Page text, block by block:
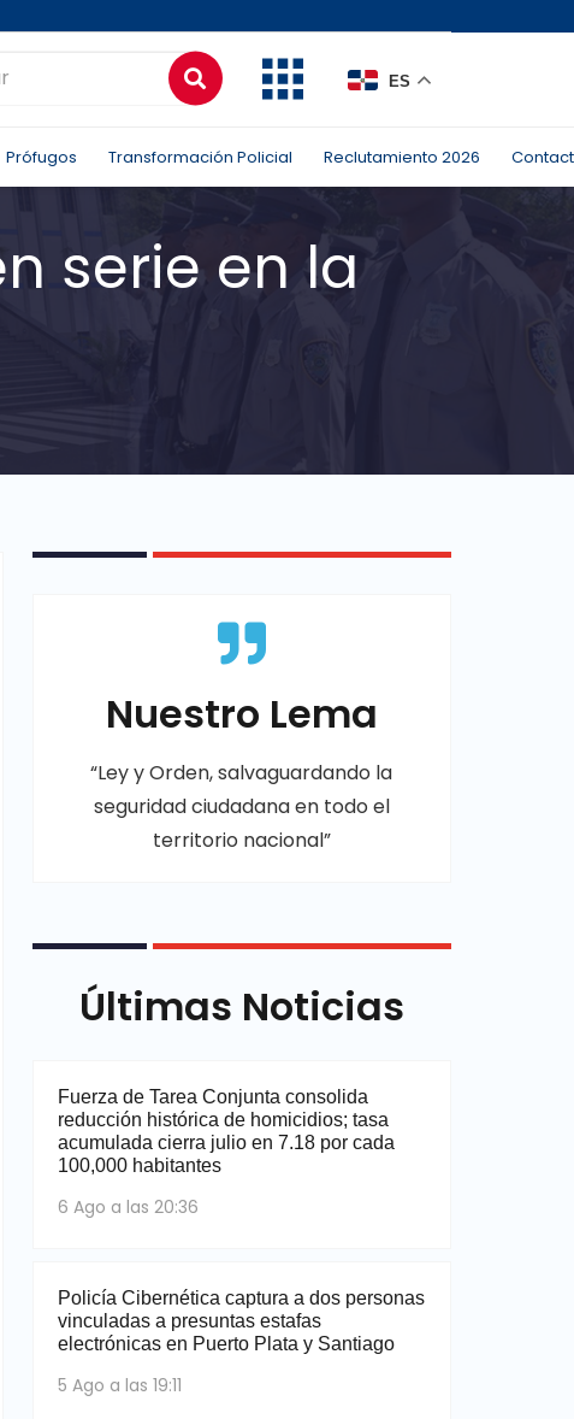
ES
Prófugos Transformación Policial Reclutamiento 2026
serie en la
Nuestro Lema
“Ley y Orden, salvaguardando la
seguridad ciudadana en todo el
territorio nacional”
Últimas Noticias
Fuerza de Tarea Conjunta consolida
reducción histórica de homicidios; tasa
acumulada cierra julio en 7.18 por cada
100,000 habitantes
6 Ago a las 20:36
Policía Cibernética captura a dos personas
vinculadas a presuntas estafas
electrónicas en Puerto Plata y Santiago
5 Ago a las 19:11